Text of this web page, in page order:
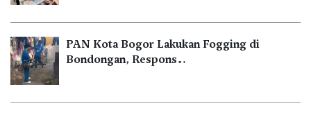
PAN Kota Bogor Lakukan Fogging di
Bondongan, Respons…